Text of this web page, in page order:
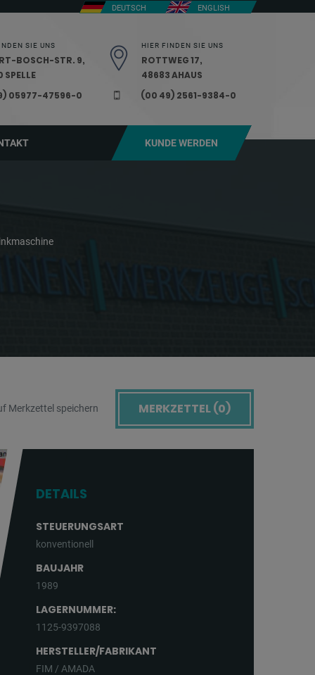
DEUTSCH ENGLISH
SIE UNS
BOSCH-STR. 9,
05977-47596-0
HIER FINDEN SIE UNS
ROTTWEG 17,
48683 AHAUS
(00 49) 2561-9384-0
KUNDE WERDEN
Merkzettel speichern MERKZETTEL (0)
DETAILS
STEUERUNGSART
konventionell
BAUJAHR
1989
LAGERNUMMER:
1125-9397088
HERSTELLER/FABRIKANT
FIM / AMADA